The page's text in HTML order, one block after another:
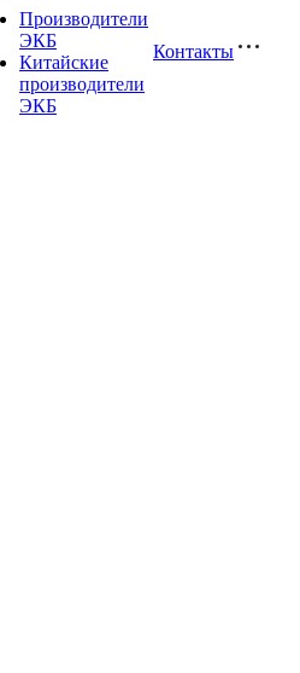
Производители
ЭКБ
Китайские
производители
ЭКБ
Контакты